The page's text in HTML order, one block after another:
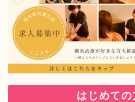
はじめての